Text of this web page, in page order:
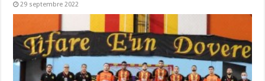
29 septembre 2022